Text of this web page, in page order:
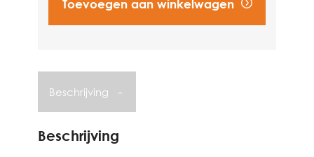
Toevoegen aan winkelwagen
Vind een dealer
Beschrijving
Beschrijving